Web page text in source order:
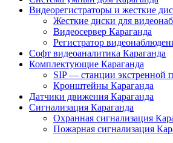
Видеорегистраторы и жесткие
Жесткие диски для
Видеосервер Караганда
Регистратор
Софт видеоаналитика Караганда
Комплектующие Караганда
SIP — станции экстренной
Кронштейны Караганда
Датчики движения Караганда
Сигнализация Караганда
Охранная сигнализация
Пожарная сигнализация